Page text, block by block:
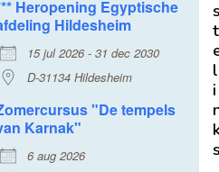
Heropening Egyptische
Hildesheim
15 jul 2026 - 31 dec 2030
D-31134 Hildesheim
"De tempels
Karnak"
6 aug 2026
t
l
i